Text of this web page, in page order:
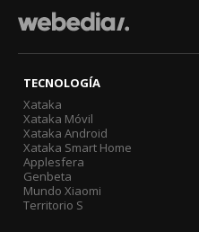
TECNOLOGÍA
Xataka
Xataka Móvil
Xataka Android
Xataka Smart Home
Applesfera
Genbeta
Mundo Xiaomi
Territorio S